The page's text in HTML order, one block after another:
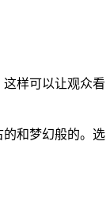
样可以让观众看
和梦幻般的。选